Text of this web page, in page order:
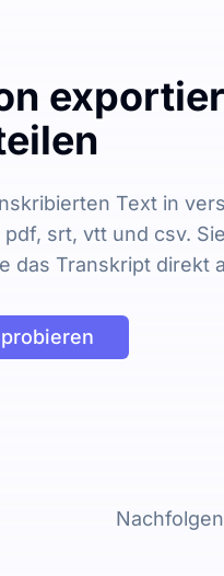
Text in
srt, vtt und csv.
das Transkript direkt